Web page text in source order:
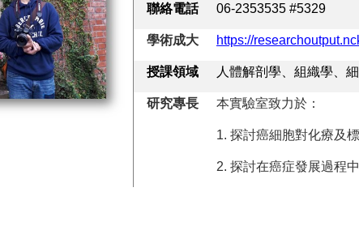
聯絡電話 06-2353535 #5329
學術成大 https://
授課領域 人體解剖學、組織學、
研究專長 本實驗室致力於：
1. 探討癌細胞對化療及
2. 探討在癌症發展過程